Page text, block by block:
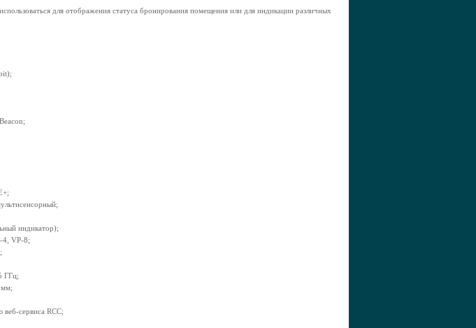
для отображения статуса бронирования помещения или для индикации различных
индикатор);
4, VP-8;
ГГц;
мм;
сервиса RCC;